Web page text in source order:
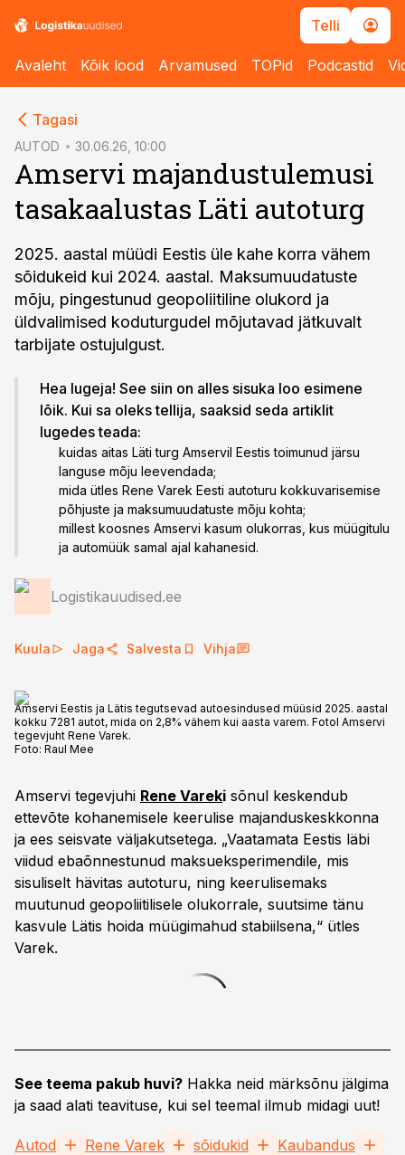
Telli
Avaleht Kõik lood Arvamused TOPid Podcastid
Tagasi
AUTOD 30.06.26, 10:00
Amservi majandustulemusi
tasakaalustas Läti autoturg
2025. aastal müüdi Eestis üle kahe korra vähem
sõidukeid kui 2024. aastal. Maksumuudatuste
mõju, pingestunud geopoliitiline olukord ja
üldvalimised koduturgudel mõjutavad jätkuvalt
tarbijate ostujulgust.
Hea lugeja! See siin on alles sisuka loo esimene
lõik. Kui sa oleks tellija, saaksid seda artiklit
lugedes teada:
kuidas aitas Läti turg Amservil Eestis toimunud järsu
languse mõju leevendada;
mida ütles Rene Varek Eesti autoturu kokkuvarisemise
põhjuste ja maksumuudatuste mõju kohta;
millest koosnes Amservi kasum olukorras, kus müügitulu
ja automüük samal ajal kahanesid.
Logistikauudised.ee
Kuula Jaga Salvesta Vihja
Amservi Eestis ja Lätis tegutsevad autoesindused müüsid 2025. aastal
kokku 7281 autot, mida on 2,8% vähem kui aasta varem. Fotol Amservi
tegevjuht Rene Varek.
Foto: Raul Mee
Amservi tegevjuhi Rene Vareki sõnul keskendub
ettevõte kohanemisele keerulise majanduskeskkonna
ja ees seisvate väljakutsetega. „Vaatamata Eestis läbi
viidud ebaõnnestunud maksueksperimendile, mis
sisuliselt hävitas autoturu, ning keerulisemaks
muutunud geopoliitilisele olukorrale, suutsime tänu
kasvule Lätis hoida müügimahud stabiilsena,“ ütles
Varek.
See teema pakub huvi? Hakka neid märksõnu jälgima
ja saad alati teavituse, kui sel teemal ilmub midagi uut!
Autod Rene Varek sõidukid Kaubandus